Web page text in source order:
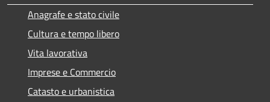
Anagrafe e stato civile
Cultura e tempo libero
Vita lavorativa
Imprese e Commercio
Catasto e urbanistica